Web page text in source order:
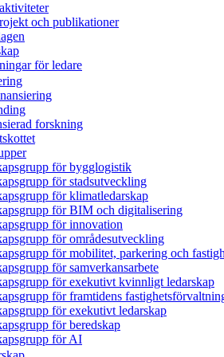
och publikationer
för ledare
forskning
för bygglogistik
för stadsutveckling
för klimatledarskap
för BIM och digitalisering
för innovation
för områdesutveckling
för mobilitet, parkering och
för samverkansarbete
för exekutivt kvinnligt ledarskap
för framtidens
för exekutivt ledarskap
för beredskap
för AI